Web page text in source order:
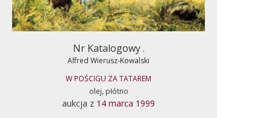
Nr Katalogowy .
Alfred Wierusz-Kowalski
W POŚCIGU ZA TATAREM
olej, płótno
aukcja z 14 marca 1999